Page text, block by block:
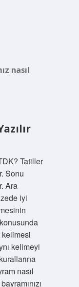
nasıl
Tatiller
Sonu
Ara
iyi
kelimesi
kelimeyi
nasıl